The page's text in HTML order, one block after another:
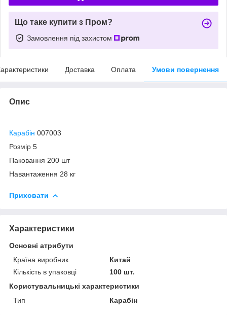
Що таке купити з Пром?
Замовлення під захистом
Доставка Оплата Умови повернення
Опис
Карабін 007003
Розмір 5
Паковання 200 шт
Навантаження 28 кг
Приховати
Характеристики
Основні атрибути
Країна виробник
Китай
Кількість в упаковці
100 шт.
Користувальницькі характеристики
Тип
Карабін